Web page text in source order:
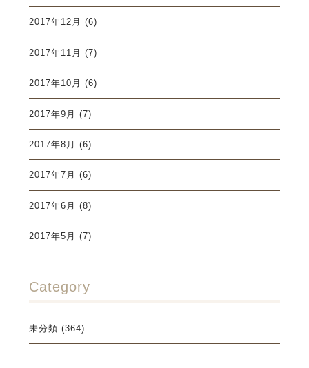
2017年12月 (6)
2017年11月 (7)
2017年10月 (6)
2017年9月 (7)
2017年8月 (6)
2017年7月 (6)
2017年6月 (8)
2017年5月 (7)
Category
未分類 (364)